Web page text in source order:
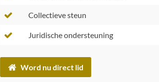
Collectieve steun
Juridische ondersteuning
Word nu direct lid